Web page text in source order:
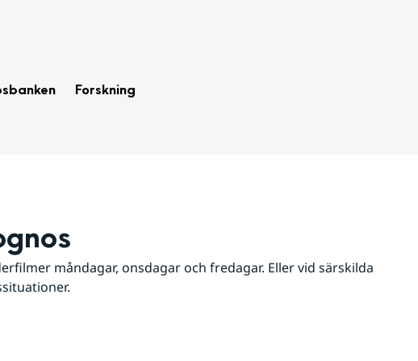
Forskning
måndagar, onsdagar och fredagar. Eller vid särskilda